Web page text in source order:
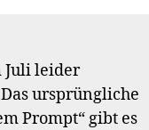
Juli leider
ursprüngliche
Prompt“ gibt es